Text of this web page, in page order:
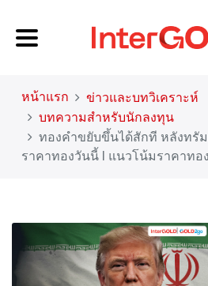
หน้าแรก
ข่าวและบทวิเคราะห์
บทความสำหรับนักลงทุน
ทองคำขยับขึ้นได้สักที หลังทรั
ราคาทองวันนี้ l แนวโน้มราคาทอ